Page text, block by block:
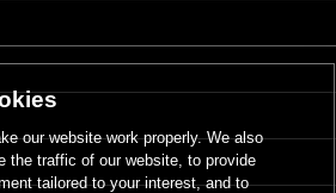
our website work properly. We also
the traffic of our website, to provide
tailored to your interest, and to